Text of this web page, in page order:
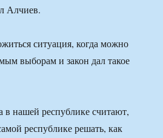
Алчиев.
ситуация, когда можно
выборам и закон дал такое
в нашей республике считают,
республике решать, как